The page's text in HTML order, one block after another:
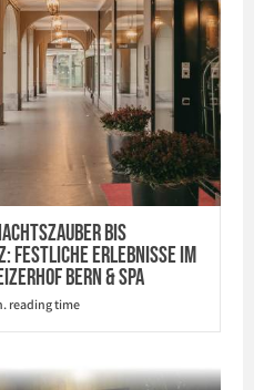
bis
Erlebnisse im
Bern & Spa
reading time